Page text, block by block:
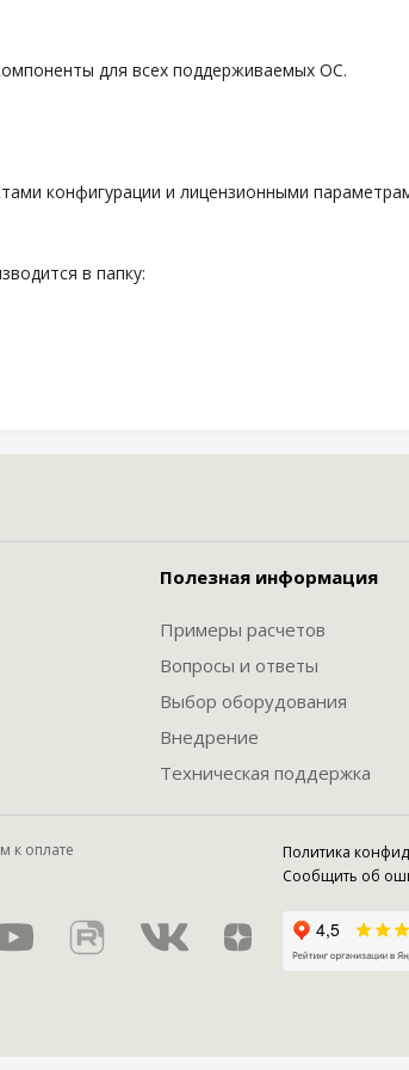
для всех поддерживаемых ОС.
конфигурации и лицензионными
в папку:
Полезная информация
Примеры расчетов
Вопросы и ответы
Выбор оборудования
Внедрение
Техническая поддержка
к оплате
Политика
Сообщить об